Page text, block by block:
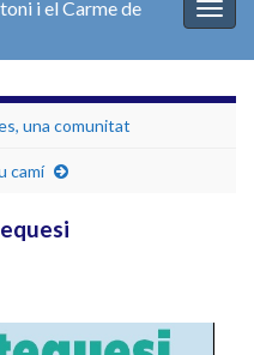
i el Carme de
una comunitat
camí